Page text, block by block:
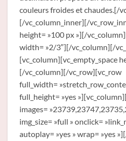
couleurs froides et chaudes.[/
[/vc_column_inner][/
height= »100 px »][/
width= »2/3″][/vc_column][/
[vc_column][vc_empty_space
[/vc_column][/vc_row][vc_row
full_width=
full_height= »yes
images=
img_size= »full » onclick=
autoplay= »yes » wrap= »yes